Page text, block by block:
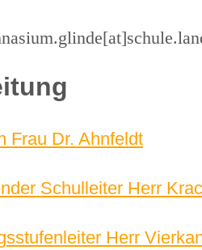
Frau Dr. Ahnfeldt
Schulleiter Herr
Herr